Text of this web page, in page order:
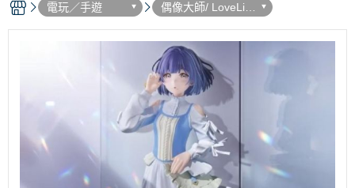
電玩／手遊
偶像大師/ LoveLiv
e! / IDOLiSH7 / Ba
nG Dream!